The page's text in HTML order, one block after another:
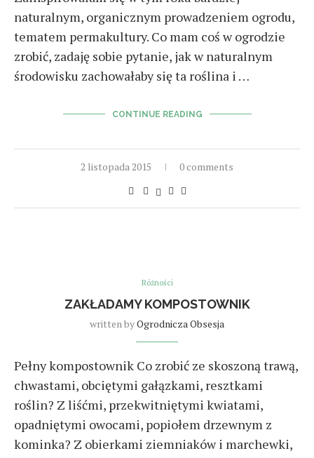
naturalnym, organicznym prowadzeniem ogrodu,
tematem permakultury. Co mam coś w ogrodzie
zrobić, zadaję sobie pytanie, jak w naturalnym
środowisku zachowałaby się ta roślina i …
CONTINUE READING
2 listopada 2015 0 comments
Różności
ZAKŁADAMY KOMPOSTOWNIK
written byOgrodnicza Obsesja
Pełny kompostownik Co zrobić ze skoszoną trawą,
chwastami, obciętymi gałązkami, resztkami
roślin? Z liśćmi, przekwitniętymi kwiatami,
opadniętymi owocami, popiołem drzewnym z
kominka? Z obierkami ziemniaków i marchewki,